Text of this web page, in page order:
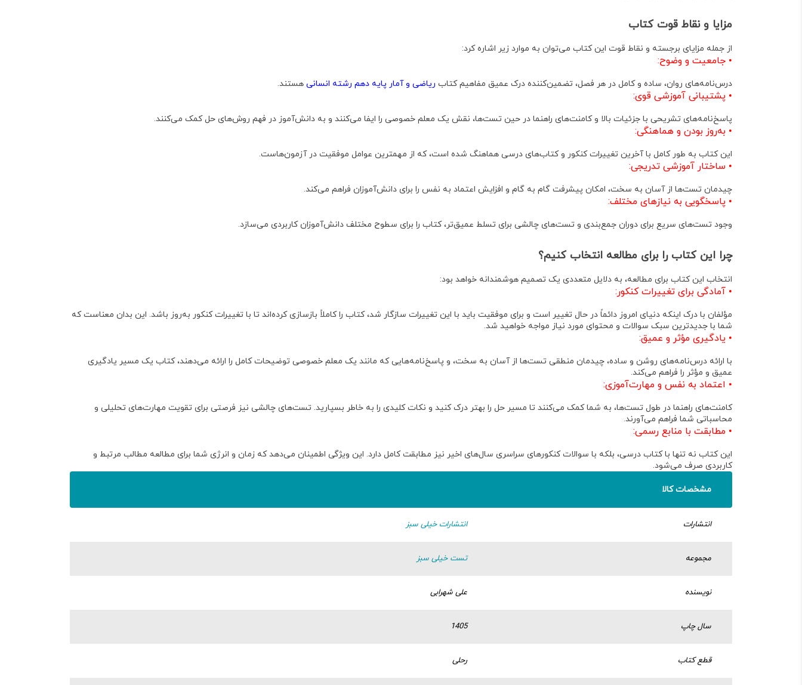
مزایا و نقاط قوت کتاب
از جمله مزایای برجسته و نقاط قوت این کتاب می‌توان به موارد زیر اشاره کرد:
• جامعیت و وضوح:
درس‌نامه‌های روان، ساده و کامل در هر فصل، تضمین‌کننده درک عمیق مفاهیم کتاب ریاضی و آمار پایه دهم رشته انسانی هستند.
• پشتیبانی آموزشی قوی:
پاسخ‌نامه‌های تشریحی با جزئیات بالا و کامنت‌های راهنما در حین تست‌ها، نقش یک معلم خصوصی را ایفا می‌کنند و به دانش‌آموز در فهم روش‌های حل کمک می‌کنند.
• به‌روز بودن و هماهنگی:
این کتاب به طور کامل با آخرین تغییرات کنکور و کتاب‌های درسی هماهنگ شده است، که از مهمترین عوامل موفقیت در آزمون‌هاست.
• ساختار آموزشی تدریجی:
چیدمان تست‌ها از آسان به سخت، امکان پیشرفت گام به گام و افزایش اعتماد به نفس را برای دانش‌آموزان فراهم می‌کند.
• پاسخگویی به نیازهای مختلف:
وجود تست‌های سریع برای دوران جمع‌بندی و تست‌های چالشی برای تسلط عمیق‌تر، کتاب را برای سطوح مختلف دانش‌آموزان کاربردی می‌سازد.
چرا این کتاب را برای مطالعه انتخاب کنیم؟
انتخاب این کتاب برای مطالعه، به دلایل متعددی یک تصمیم هوشمندانه خواهد بود:
• آمادگی برای تغییرات کنکور:
مؤلفان با درک اینکه دنیای امروز دائماً در حال تغییر است و برای موفقیت باید با این تغییرات سازگار شد، کتاب راکاملاً بازسازی کرده‌اند تا با تغییرات کنکور به‌روز باشد. این بدان معناست که
شما با جدیدترین سبک سوالات و محتوای مورد نیاز مواجه خواهید شد.
• یادگیری مؤثر و عمیق:
با ارائه درس‌نامه‌های روشن و ساده، چیدمان منطقی تست‌ها از آسان به سخت، و پاسخ‌نامه‌هایی که مانند یک معلم خصوصی توضیحات کامل را ارائه می‌دهند، کتاب یک مسیر یادگیری
عمیق و مؤثر را فراهم می‌کند.
• اعتماد به نفس و مهارت‌آموزی:
کامنت‌های راهنما در طول تست‌ها، به شما کمک می‌کنند تا مسیر حل را بهتر درک کنید و نکات کلیدی را به خاطر بسپارید. تست‌های چالشی نیز فرصتی برای تقویت مهارت‌های تحلیلی و
محاسباتی شما فراهم می‌آورند.
• مطابقت با منابع رسمی:
این کتاب نه تنها با کتاب درسی، بلکه با سوالات کنکورهای سراسری سال‌های اخیر نیز مطابقت کامل دارد. این ویژگی اطمینان می‌دهد که زمان و انرژی شما برای مطالعه مطالب مرتبط و
کاربردی صرف می‌شود.
مشخصات کالا
انتشارات انتشارات خیلی سبز
مجموعه تست خیلی سبز
نویسنده علی شهرابی
سال چاپ 1405
قطع کتاب رحلی